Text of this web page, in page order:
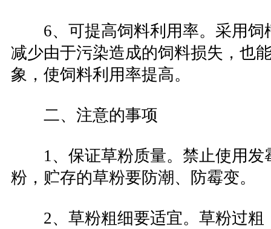
6、可提高饲料利用率。采用饲
减少由于污染造成的饲料损失，也
象，使饲料利用率提高。
二、注意的事项
1、保证草粉质量。禁止使用发
粉，贮存的草粉要防潮、防霉变。
2、草粉粗细要适宜。草粉过粗